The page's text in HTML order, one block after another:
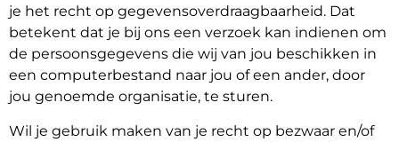
je het recht op gegevensoverdraagbaarheid. Dat
betekent dat je bij ons een verzoek kan indienen om
de persoonsgegevens die wij van jou beschikken in
een computerbestand naar jou of een ander, door
jou genoemde organisatie, te sturen.
Wil je gebruik maken van je recht op bezwaar en/of